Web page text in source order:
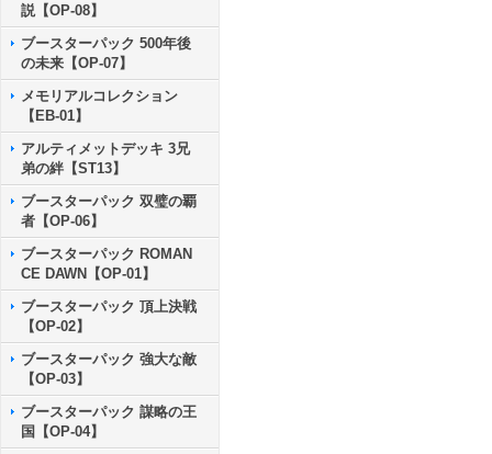
説【OP-08】
ブースターパック 500年後
の未来【OP-07】
メモリアルコレクション
【EB-01】
アルティメットデッキ 3兄
弟の絆【ST13】
ブースターパック 双璧の覇
者【OP-06】
ブースターパック ROMAN
CE DAWN【OP-01】
ブースターパック 頂上決戦
【OP-02】
ブースターパック 強大な敵
【OP-03】
ブースターパック 謀略の王
国【OP-04】